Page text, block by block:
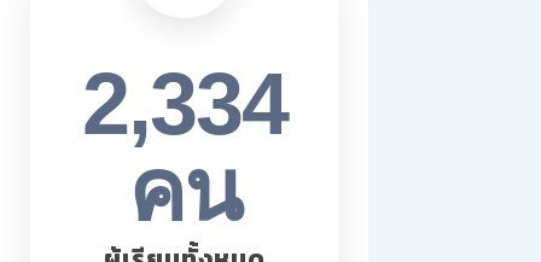
2,334
คน